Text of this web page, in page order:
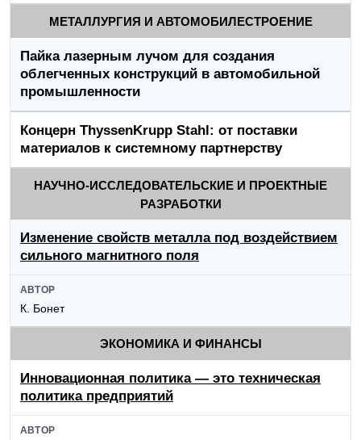
МЕТАЛЛУРГИЯ И АВТОМОБИЛЕСТРОЕНИЕ
Пайка лазерным лучом для создания
облегченных конструкций в автомобильной
промышленности
Концерн ThyssenKrupp Stahl: от поставки
материалов к системному партнерству
НАУЧНО-ИССЛЕДОВАТЕЛЬСКИЕ И ПРОЕКТНЫЕ
РАЗРАБОТКИ
Изменение свойств металла под воздействием
сильного магнитного поля
АВТОР
К. Бонет
ЭКОНОМИКА И ФИНАНСЫ
Инновационная политика — это техническая
политика предприятий
АВТОР